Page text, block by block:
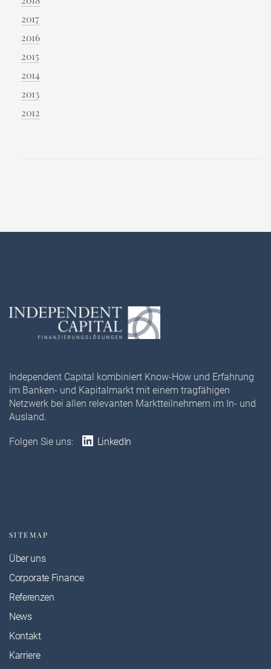
2017
2016
2015
2014
2013
2012
Independent Capital kombiniert Know-How und Erfahrung
im Banken- und Kapitalmarkt mit einem tragfähigen
Netzwerk bei allen relevanten Marktteilnehmern im In- und
Ausland.
Folgen Sie uns: LinkedIn
SITEMAP
Über uns
Corporate Finance
Referenzen
News
Kontakt
Karriere